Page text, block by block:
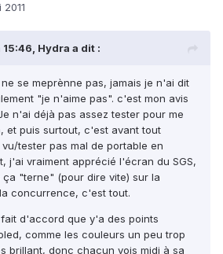
Hydra a dit :
se meprènne pas, jamais je n'ai dit
"je n'aime pas". c'est mon avis
n'ai déjà pas assez tester pour me
et puis surtout, c'est avant tout
tester pas mal de portable en
j'ai vraiment apprécié l'écran du SGS,
"terne" (pour dire vite) sur la
concurrence, c'est tout.
d'accord que y'a des points
comme les couleurs un peu trop
brillant, donc chacun vois midi à sa